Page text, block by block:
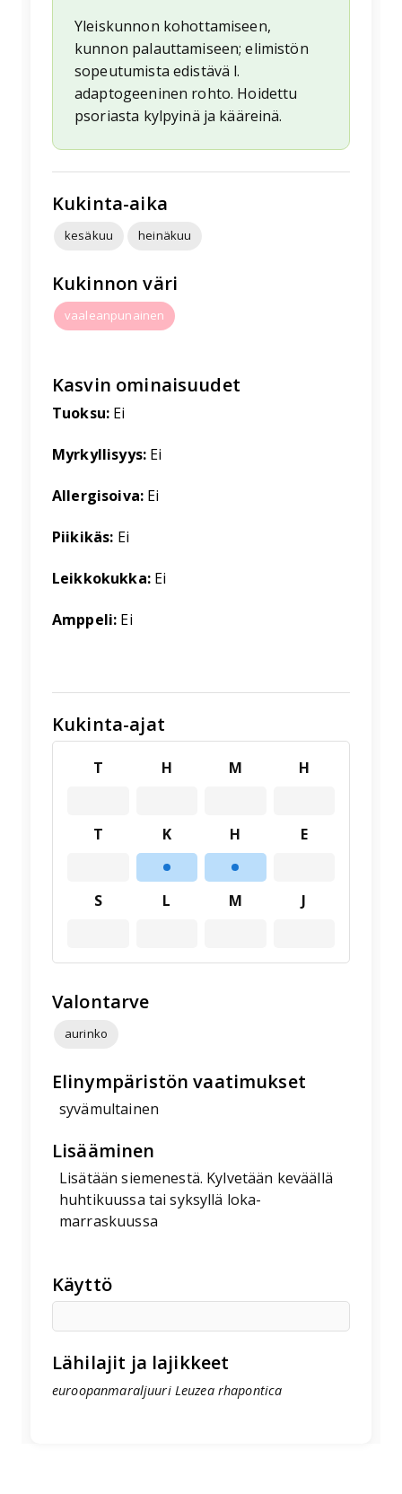
Yleiskunnon kohottamiseen,
kunnon palauttamiseen; elimistön
sopeutumista edistävä l.
adaptogeeninen rohto. Hoidettu
psoriasta kylpyinä ja kääreinä.
Kukinta-aika
kesäkuu heinäkuu
Kukinnon väri
vaaleanpunainen
Kasvin ominaisuudet
Tuoksu: Ei
Myrkyllisyys: Ei
Allergisoiva: Ei
Piikikäs: Ei
Leikkokukka: Ei
Amppeli: Ei
Kukinta-ajat
T H M H
T K H E
S L M J
Valontarve
aurinko
Elinympäristön vaatimukset
syvämultainen
Lisääminen
Lisätään siemenestä. Kylvetään keväällä
huhtikuussa tai syksyllä loka-
marraskuussa
Käyttö
Lähilajit ja lajikkeet
euroopanmaraljuuri Leuzea rhapontica